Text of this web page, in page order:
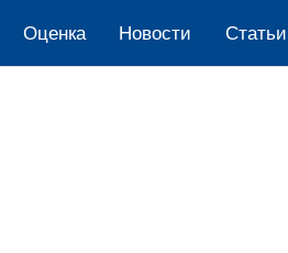
Оценка Новости Cтатьи